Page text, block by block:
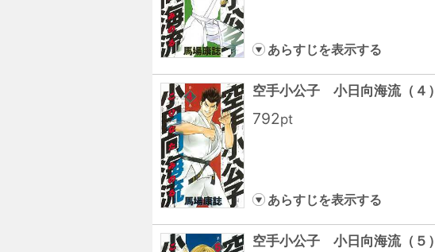
あらすじを表示する
空手小公子 小日向海流（４）
792pt
あらすじを表示する
空手小公子 小日向海流（５）